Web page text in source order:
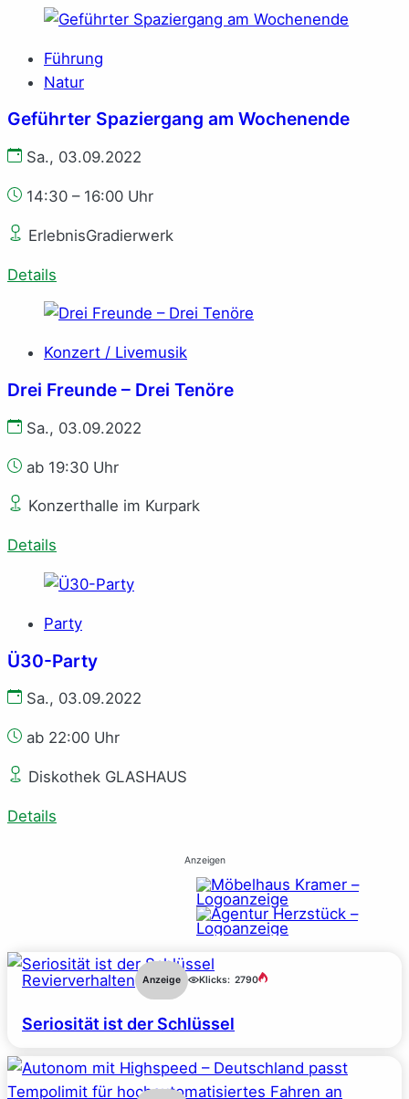
Führung
Natur
Geführter Spaziergang am Wochenende
Sa., 03.09.2022
14:30 – 16:00 Uhr
ErlebnisGradierwerk
Details
Konzert / Livemusik
Drei Freunde – Drei Tenöre
Sa., 03.09.2022
ab 19:30 Uhr
Konzerthalle im Kurpark
Details
Party
Ü30-Party
Sa., 03.09.2022
ab 22:00 Uhr
Diskothek GLASHAUS
Details
Anzeigen
Revierverhalten Anzeige Klicks: 2790
Seriosität ist der Schlüssel